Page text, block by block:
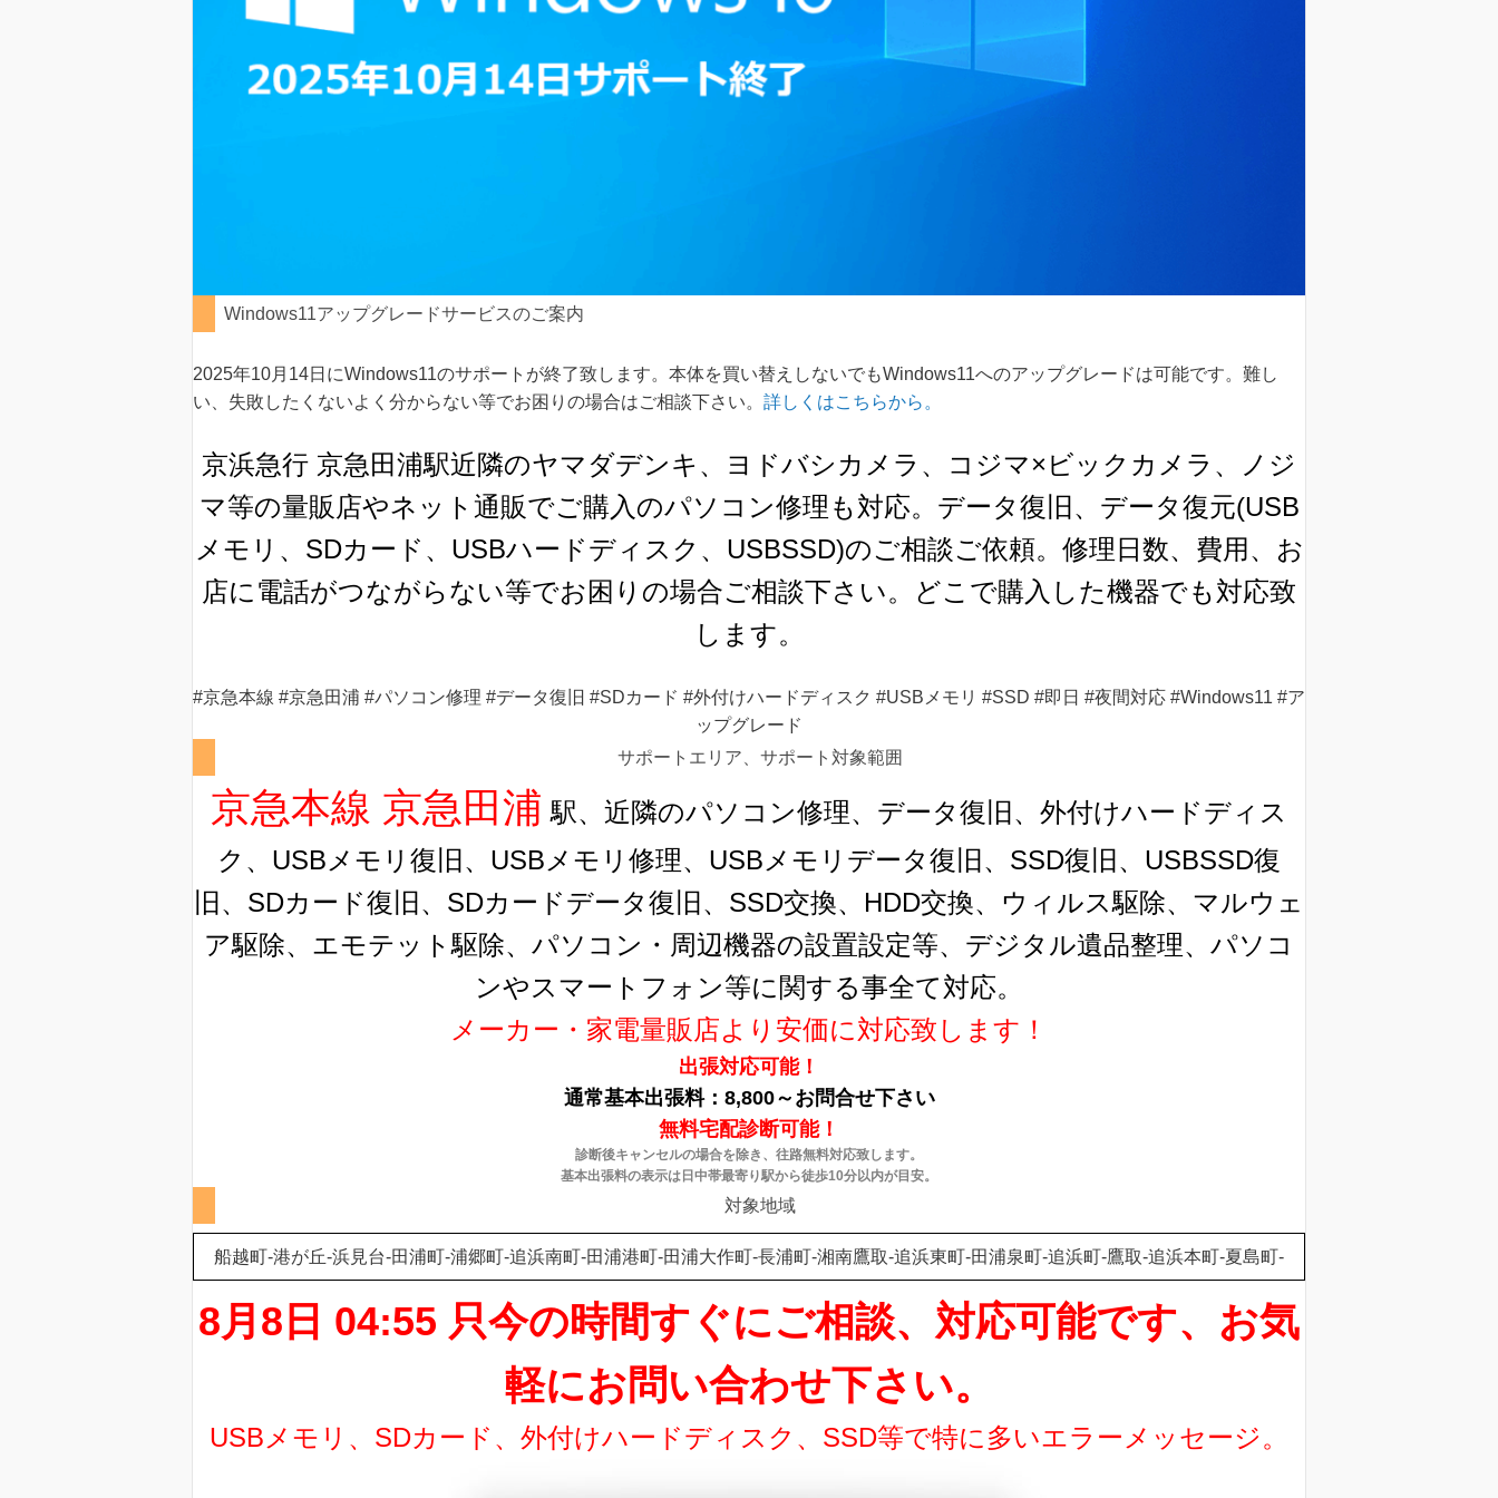
Windows11アップグレードサービスのご案内
2025年10月14日にWindows11のサポートが終了致します。本体を買い替えしないでもWindows11へのアップグレードは可能です。難し
い、失敗したくないよく分からない等でお困りの場合はご相談下さい。 詳しくはこちらから。
京浜急行 京急田浦駅近隣のヤマダデンキ、ヨドバシカメラ、コジマ×ビックカメラ、ノジ
マ等の量販店やネット通販でご購入のパソコン修理も対応。データ復旧、データ復元(USB
メモリ、SDカード、USBハードディスク、USBSSD)のご相談ご依頼。修理日数、費用、お
店に電話がつながらない等でお困りの場合ご相談下さい。どこで購入した機器でも対応致
します。
#京急本線 #京急田浦 #パソコン修理 #データ復旧 #SDカード #外付けハードディスク #USBメモリ #SSD #即日 #夜間対応 #Windows11 #ア
ップグレード
サポートエリア、サポート対象範囲
京急本線 京急田浦 駅、近隣のパソコン修理、データ復旧、外付けハードディス
ク、USBメモリ復旧、USBメモリ修理、USBメモリデータ復旧、SSD復旧、USBSSD復
旧、SDカード復旧、SDカードデータ復旧、SSD交換、HDD交換、ウィルス駆除、マルウェ
ア駆除、エモテット駆除、パソコン・周辺機器の設置設定等、デジタル遺品整理、パソコ
ンやスマートフォン等に関する事全て対応。
メーカー・家電量販店より安価に対応致します！
出張対応可能！
通常基本出張料：8,800～お問合せ下さい
無料宅配診断可能！
診断後キャンセルの場合を除き、往路無料対応致します。
基本出張料の表示は日中帯最寄り駅から徒歩10分以内が目安。
対象地域
船越町-港が丘-浜見台-田浦町-浦郷町-追浜南町-田浦港町-田浦大作町-長浦町-湘南鷹取-追浜東町-田浦泉町-追浜町-鷹取-追浜本町-夏島町-
8月8日 04:55 只今の時間すぐにご相談、対応可能です、お気
軽にお問い合わせ下さい。
USBメモリ、SDカード、外付けハードディスク、SSD等で特に多いエラーメッセージ。